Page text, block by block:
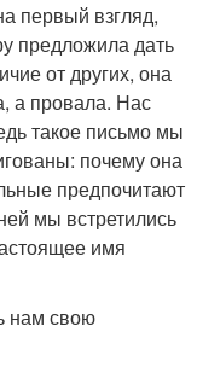
первый взгляд,
предложила дать
от других, она
а провала. Нас
такое письмо мы
почему она
предпочитают
мы встретились
имя
нам свою